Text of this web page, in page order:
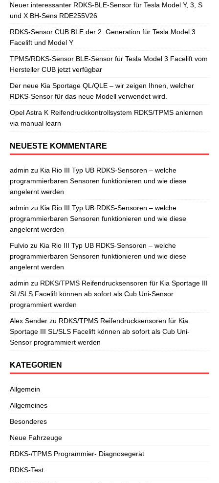
Neuer interessanter RDKS-BLE-Sensor für Tesla Model Y, 3, S
und X BH-Sens RDE255V26
RDKS-Sensor CUB BLE der 2. Generation für Tesla Model 3
Facelift und Model Y
TPMS/RDKS-Sensor BLE-Sensor für Tesla Model 3 Facelift vom
Hersteller CUB jetzt verfügbar
Der neue Kia Sportage QL/QLE – wir zeigen Ihnen, welcher
RDKS-Sensor für das neue Modell verwendet wird.
Opel Astra K Reifendruckkontrollsystem RDKS/TPMS anlernen
via manual learn
NEUESTE KOMMENTARE
admin zu Kia Rio III Typ UB RDKS-Sensoren – welche
programmierbaren Sensoren funktionieren und wie diese
angelernt werden
admin zu Kia Rio III Typ UB RDKS-Sensoren – welche
programmierbaren Sensoren funktionieren und wie diese
angelernt werden
Fulvio zu Kia Rio III Typ UB RDKS-Sensoren – welche
programmierbaren Sensoren funktionieren und wie diese
angelernt werden
admin zu RDKS/TPMS Reifendrucksensoren für Kia Sportage III
SL/SLS Facelift können ab sofort als Cub Uni-Sensor
programmiert werden
Alex Sender zu RDKS/TPMS Reifendrucksensoren für Kia
Sportage III SL/SLS Facelift können ab sofort als Cub Uni-
Sensor programmiert werden
KATEGORIEN
Allgemein
Allgemeines
Besonderes
Neue Fahrzeuge
RDKS-/TPMS Programmier- Diagnosegerät
RDKS-Test